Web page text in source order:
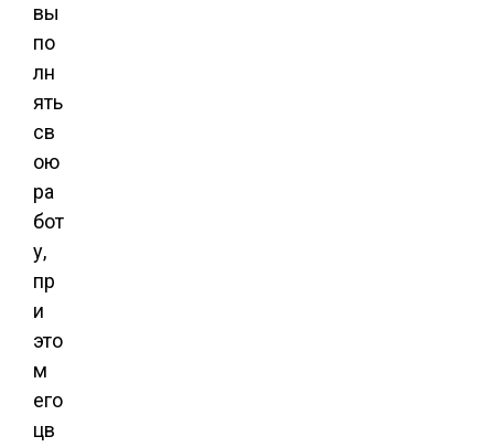
вы
по
лн
ять
св
ою
ра
бот
у,
пр
и
это
м
его
цв